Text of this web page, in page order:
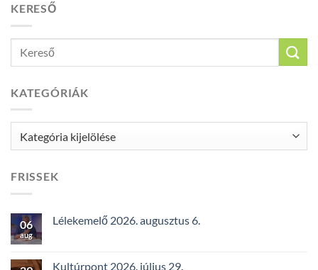
KERESŐ
KATEGÓRIÁK
FRISSEK
06
aug
Lélekemelő 2026. augusztus 6.
Kultúrpont 2026. július 29.